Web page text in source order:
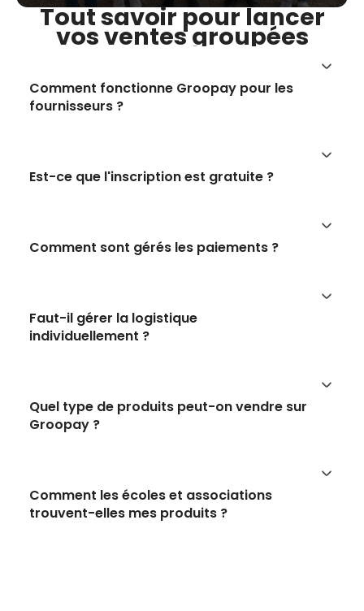
Tout savoir pour lancer
vos ventes groupées
Comment fonctionne Groopay pour les
fournisseurs ?
Est-ce que l'inscription est gratuite ?
Comment sont gérés les paiements ?
Faut-il gérer la logistique
individuellement ?
Quel type de produits peut-on vendre sur
Groopay ?
Comment les écoles et associations
trouvent-elles mes produits ?